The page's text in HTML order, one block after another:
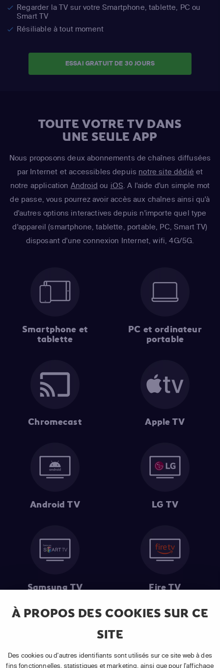
À PROPOS DES COOKIES SUR CE
SITE
Des cookies ou d'autres identifiants sont utilisés sur ce site web à des
fins fonctionnelles, statistiques et marketing, ainsi que pour l'affichage
Regarder la TV sur votre Smartphone, tablette, PC ou
Smart TV
Résiliable à tout moment
ESSAI GRATUIT DE 30 JOURS
TOUTE VOTRE TV DANS
UNE SEULE APP
Nous proposons deux abonnements de chaînes diffusées
par Internet et accessibles depuis notre site dédié et
notre application Android ou iOS . A l'aide d'un simple mot
de passe, vous pourrez avoir accès aux chaînes ainsi qu'à
d'autres options interactives depuis n'importe quel type
d'appareil (smartphone, tablette, portable, PC, Smart TV)
disposant d'une connexion Internet, wifi, 4G/5G.
Smartphone et
tablette
PC et ordinateur
portable
Chromecast Apple TV
Android TV LG TV
Samsung TV Fire TV
souscription à un abonnement APP TV Basic.
(2) Prix de l'abonnement : TVA comprise, hors promotion, hors frais